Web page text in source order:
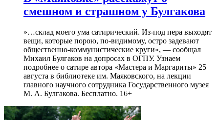
смешном и страшном у Булгакова
»…склад моего ума сатирический. Из-под пера выходят
вещи, которые порою, по-видимому, остро задевают
общественно-коммунистические круги», — сообщал
Михаил Булгаков на допросах в ОГПУ. Узнаем
подробнее о сатире автора «Мастера и Маргариты» 25
августа в библиотеке им. Маяковского, на лекции
главного научного сотрудника Государственного музея
М. А. Булгакова. Бесплатно. 16+